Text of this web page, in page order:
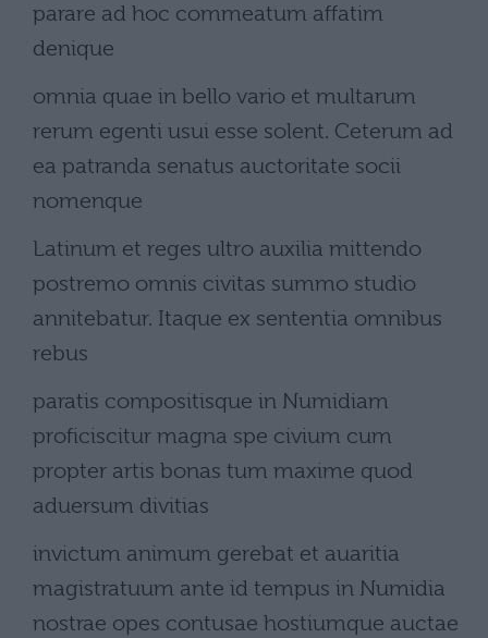
parare ad hoc commeatum affatim
denique
omnia quae in bello vario et multarum
rerum egenti usui esse solent. Ceterum ad
ea patranda senatus auctoritate socii
nomenque
Latinum et reges ultro auxilia mittendo
postremo omnis civitas summo studio
annitebatur. Itaque ex sententia omnibus
rebus
paratis compositisque in Numidiam
proficiscitur magna spe civium cum
propter artis bonas tum maxime quod
aduersum divitias
invictum animum gerebat et auaritia
magistratuum ante id tempus in Numidia
nostrae opes contusae hostiumque auctae